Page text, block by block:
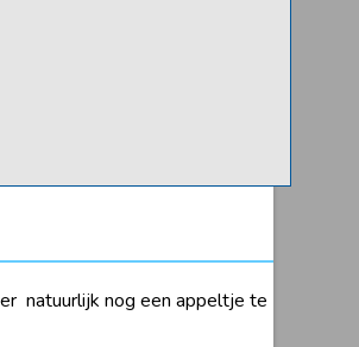
natuurlijk nog een appeltje te